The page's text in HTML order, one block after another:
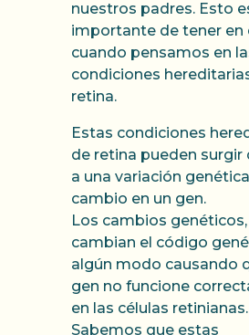
nuestros padres. Esto
importante de tener en
cuando pensamos en
condiciones
retina.
Estas condiciones
de retina pueden surgir
a una variación
cambio en un gen.
Los cambios genéticos,
cambian el código
algún modo causando
gen no funcione
en las células retinianas.
Sabemos que estas